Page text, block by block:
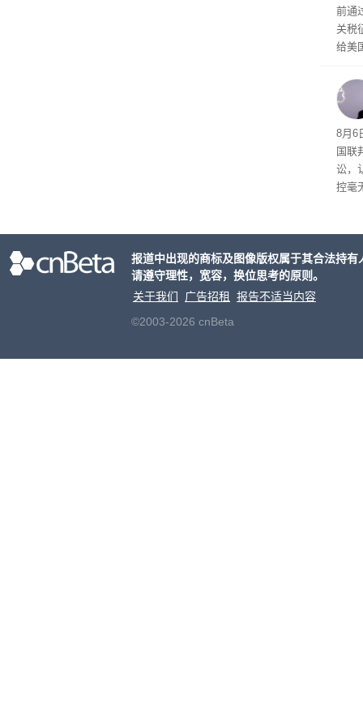
前通
关税
给美
A）
入的
8月6
国联
讼，
控毫
报道中出现的商标及图像版权属于其合法持
请遵守理性，宽容，换位思考的原则。
关于我们
广告招租
报告不适当内容
©2003-2026 cnBeta